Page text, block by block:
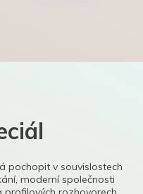
pochopit v souvislostech
moderní společnosti